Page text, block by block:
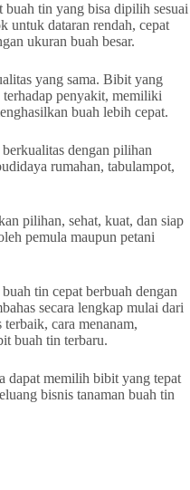
buah tin yang bisa dipilih sesuai
untuk dataran rendah, cepat
ukuran buah besar.
yang sama. Bibit yang
terhadap penyakit, memiliki
buah lebih cepat.
dengan pilihan
rumahan, tabulampot,
pilihan, sehat, kuat, dan siap
pemula maupun petani
tin cepat berbuah dengan
secara lengkap mulai dari
cara menanam,
buah tin terbaru.
dapat memilih bibit yang tepat
bisnis tanaman buah tin